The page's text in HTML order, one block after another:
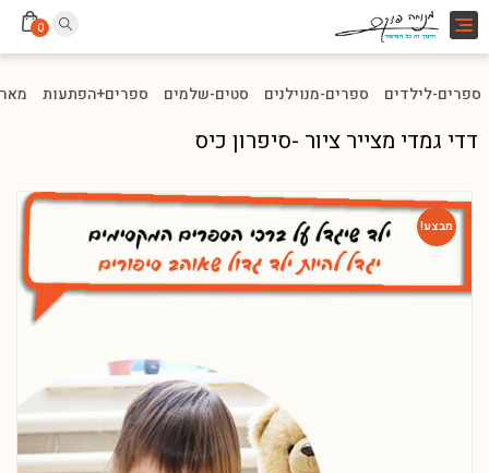
Toggle
navigation
0
ספרים-לילדים ספרים-מנוילנים סטים-שלמים ספרים+הפתעות
דדי גמדי מצייר ציור -סיפרון כיס
מבצע!